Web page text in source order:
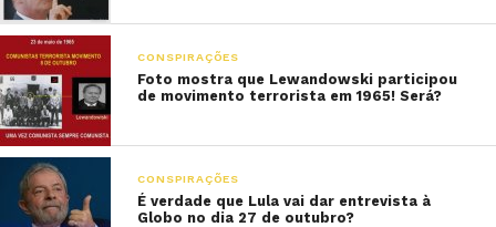
CONSPIRAÇÕES
Foto mostra que Lewandowski participou
de movimento terrorista em 1965! Será?
CONSPIRAÇÕES
É verdade que Lula vai dar entrevista à
Globo no dia 27 de outubro?